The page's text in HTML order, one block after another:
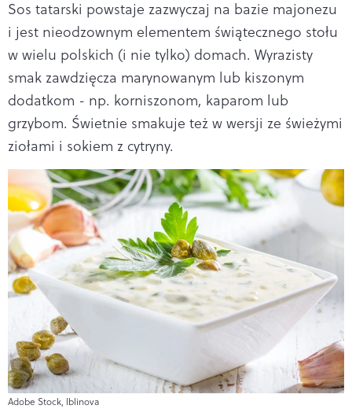
Sos tatarski powstaje zazwyczaj na bazie majonezu
i jest nieodzownym elementem świątecznego stołu
w wielu polskich (i nie tylko) domach. Wyrazisty
smak zawdzięcza marynowanym lub kiszonym
dodatkom - np. korniszonom, kaparom lub
grzybom. Świetnie smakuje też w wersji ze świeżymi
ziołami i sokiem z cytryny.
Adobe Stock, lblinova